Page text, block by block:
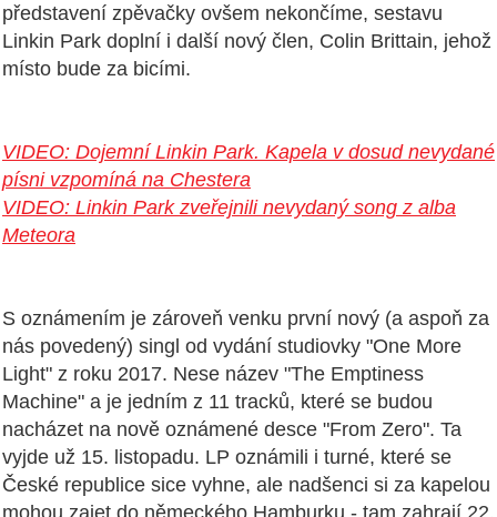
představení zpěvačky ovšem nekončíme, sestavu
Linkin Park doplní i další nový člen, Colin Brittain, jehož
místo bude za bicími.
VIDEO: Dojemní Linkin Park. Kapela v dosud nevydané
písni vzpomíná na Chestera
VIDEO: Linkin Park zveřejnili nevydaný song z alba
Meteora
S oznámením je zároveň venku první nový (a aspoň za
nás povedený) singl od vydání studiovky "One More
Light" z roku 2017. Nese název "The Emptiness
Machine" a je jedním z 11 tracků, které se budou
nacházet na nově oznámené desce "From Zero". Ta
vyjde už 15. listopadu. LP oznámili i turné, které se
České republice sice vyhne, ale nadšenci si za kapelou